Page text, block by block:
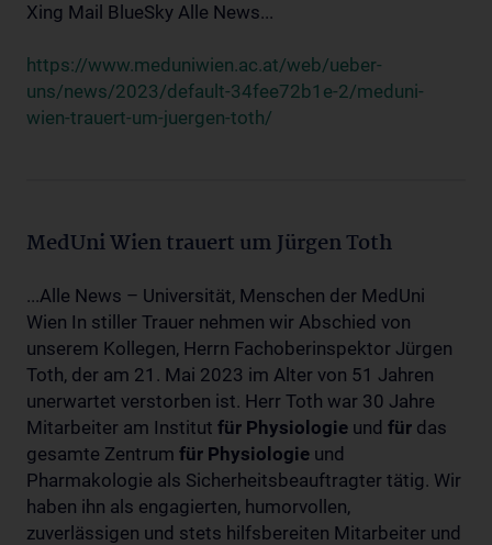
Xing Mail BlueSky Alle News...
https://www.meduniwien.ac.at/web/ueber-
uns/news/2023/default-34fee72b1e-2/meduni-
wien-trauert-um-juergen-toth/
MedUni Wien trauert um Jürgen Toth
...Alle News – Universität, Menschen der MedUni
Wien In stiller Trauer nehmen wir Abschied von
unserem Kollegen, Herrn Fachoberinspektor Jürgen
Toth, der am 21. Mai 2023 im Alter von 51 Jahren
unerwartet verstorben ist. Herr Toth war 30 Jahre
Mitarbeiter am Institut für Physiologie und für das
gesamte Zentrum für Physiologie und
Pharmakologie als Sicherheitsbeauftragter tätig. Wir
haben ihn als engagierten, humorvollen,
zuverlässigen und stets hilfsbereiten Mitarbeiter und